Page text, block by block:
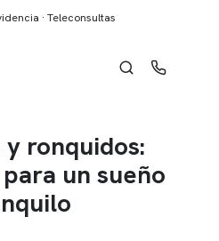
· Teleconsultas
ronquidos:
un sueño